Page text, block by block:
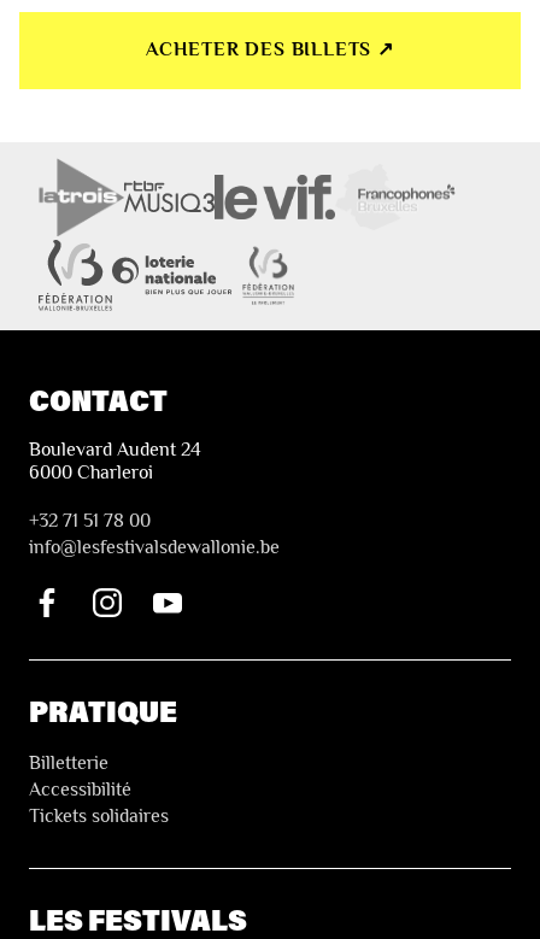
ACHETER DES BILLETS ↗︎
CONTACT
Boulevard Audent 24
6000 Charleroi
+32 71 51 78 00
info@lesfestivalsdewallonie.be
PRATIQUE
Billetterie
Accessibilité
Tickets solidaires
LES FESTIVALS